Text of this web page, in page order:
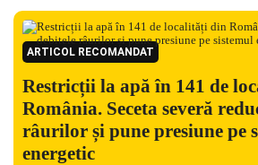
ARTICOL RECOMANDAT
Restricții la apă în 141 de
România. Seceta severă
râurilor și pune presiune pe
energetic